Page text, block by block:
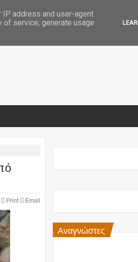
Print Email
Αναγνώστες
address and user-agent
of service, generate usage